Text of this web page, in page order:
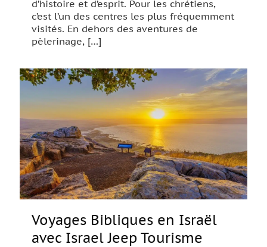
d’histoire et d’esprit. Pour les chrétiens,
c’est l’un des centres les plus fréquemment
visités. En dehors des aventures de
pèlerinage, […]
Voyages Bibliques en Israël
avec Israel Jeep Tourisme